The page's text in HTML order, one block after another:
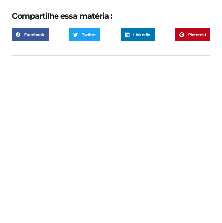
Compartilhe essa matéria :
Facebook Twitter LinkedIn Pinterest